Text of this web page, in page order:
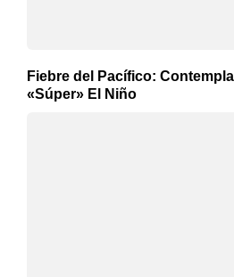
Fiebre del Pacífico:
«Súper» El Niño